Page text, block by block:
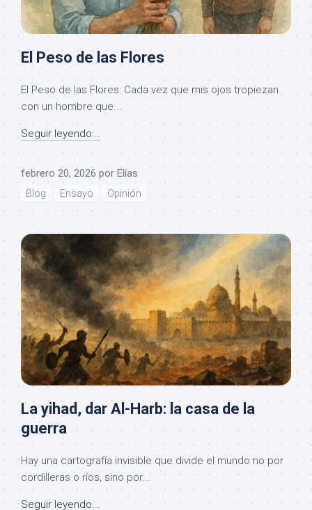
El Peso de las Flores
El Peso de las Flores: Cada vez que mis ojos tropiezan
con un hombre que...
Seguir leyendo...
febrero 20, 2026 por Elías
Blog Ensayo Opinión
La yihad, dar Al-Harb: la casa de la
guerra
Hay una cartografía invisible que divide el mundo no por
cordilleras o ríos, sino por...
Seguir leyendo...